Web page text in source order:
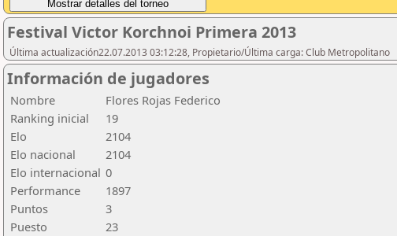
Festival Victor Korchnoi Primera 2013
Última actualización22.07.2013 03:12:28, Propietario/Última carga: Club Metropolitano
Información de jugadores
Nombre
Flores Rojas Federico
Ranking inicial
19
Elo
2104
Elo nacional
2104
Elo internacional 0
Performance
1897
Puntos
3
Puesto
23